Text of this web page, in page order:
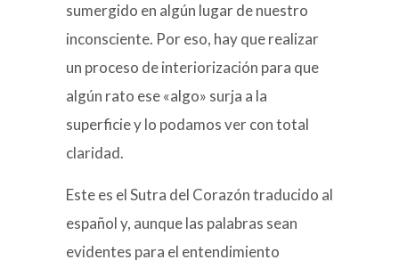
sumergido en algún lugar de nuestro
inconsciente. Por eso, hay que realizar
un proceso de interiorización para que
algún rato ese «algo» surja a la
superficie y lo podamos ver con total
claridad.
Este es el Sutra del Corazón traducido al
español y, aunque las palabras sean
evidentes para el entendimiento